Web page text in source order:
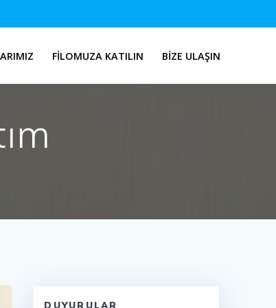
FILOMUZA KATILIN BIZE ULAŞIN
DUYURULAR